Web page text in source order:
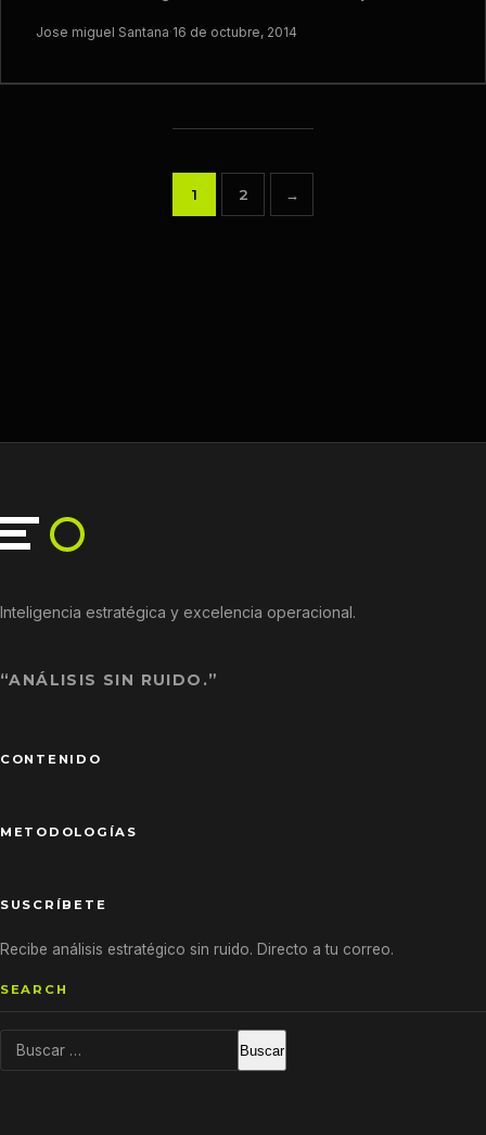
Jose miguel Santana·16 de octubre, 2014
Paginación
1 2 →
Inteligencia estratégica y excelencia operacional.
“ANÁLISIS SIN RUIDO.”
CONTENIDO
METODOLOGÍAS
SUSCRÍBETE
Recibe análisis estratégico sin ruido. Directo a tu correo.
SEARCH
Buscar: